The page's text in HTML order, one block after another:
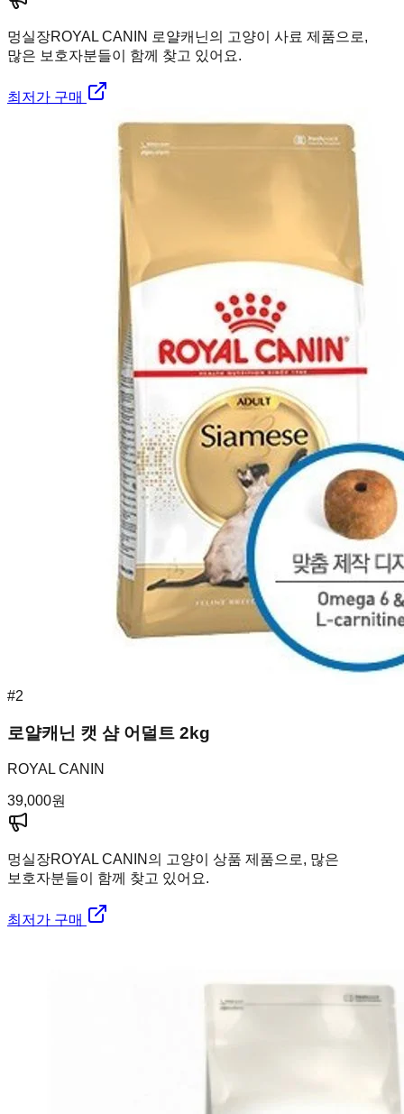
멍실장ROYAL CANIN 로얄캐닌의 고양이 사료 제품으로,
많은 보호자분들이 함께 찾고 있어요.
최저가 구매
#2
로얄캐닌 캣 샴 어덜트 2kg
ROYAL CANIN
39,000원
멍실장ROYAL CANIN의 고양이 상품 제품으로, 많은
보호자분들이 함께 찾고 있어요.
최저가 구매